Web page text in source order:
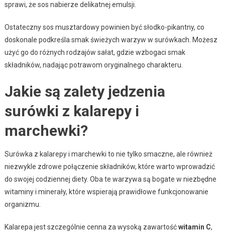
sprawi, że sos nabierze delikatnej emulsji.
Ostateczny sos musztardowy powinien być słodko-pikantny, co
doskonale podkreśla smak świeżych warzyw w surówkach. Możesz
użyć go do różnych rodzajów sałat, gdzie wzbogaci smak
składników, nadając potrawom oryginalnego charakteru.
Jakie są zalety jedzenia
surówki z kalarepy i
marchewki?
Surówka z kalarepy i marchewki to nie tylko smaczne, ale również
niezwykle zdrowe połączenie składników, które warto wprowadzić
do swojej codziennej diety. Oba te warzywa są bogate w niezbędne
witaminy i minerały, które wspierają prawidłowe funkcjonowanie
organizmu.
Kalarepa jest szczególnie cenna za wysoką zawartośćwitamin C,